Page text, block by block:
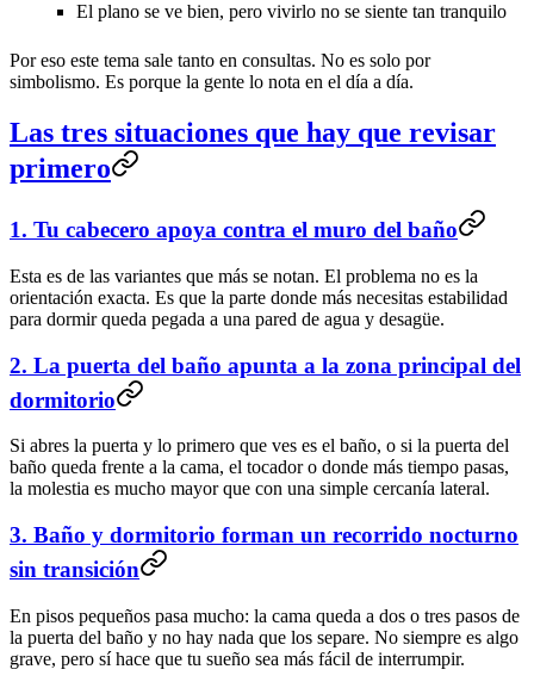
El plano se ve bien, pero vivirlo no se siente tan tranquilo
Por eso este tema sale tanto en consultas. No es solo por
simbolismo. Es porque la gente lo nota en el día a día.
Las tres situaciones que hay que revisar
primero
1. Tu cabecero apoya contra el muro del baño
Esta es de las variantes que más se notan. El problema no es la
orientación exacta. Es que la parte donde más necesitas estabilidad
para dormir queda pegada a una pared de agua y desagüe.
2. La puerta del baño apunta a la zona principal del
dormitorio
Si abres la puerta y lo primero que ves es el baño, o si la puerta del
baño queda frente a la cama, el tocador o donde más tiempo pasas,
la molestia es mucho mayor que con una simple cercanía lateral.
3. Baño y dormitorio forman un recorrido nocturno
sin transición
En pisos pequeños pasa mucho: la cama queda a dos o tres pasos de
la puerta del baño y no hay nada que los separe. No siempre es algo
grave, pero sí hace que tu sueño sea más fácil de interrumpir.